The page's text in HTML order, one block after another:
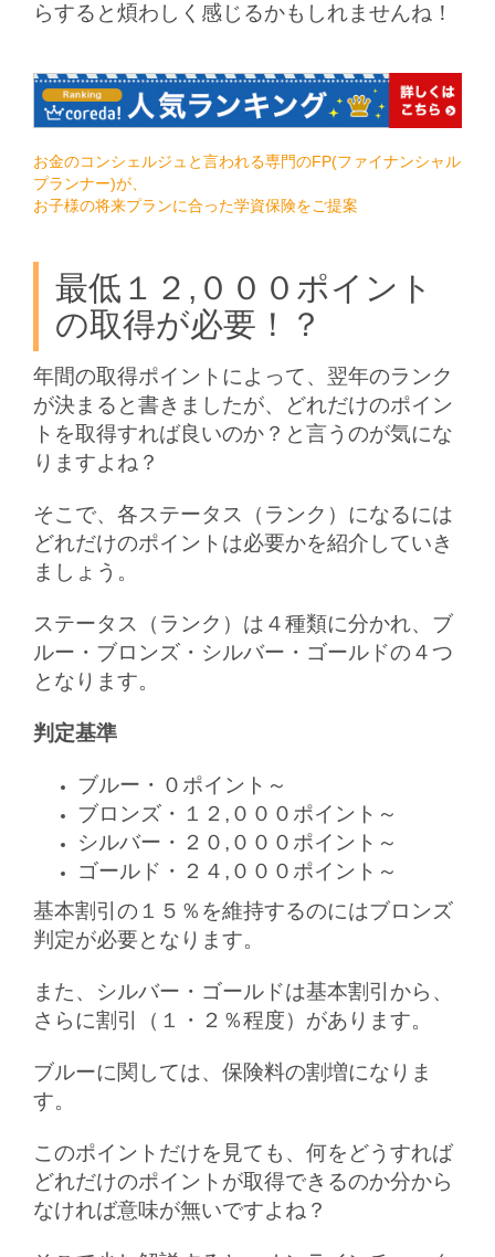
らすると煩わしく感じるかもしれませんね！
お金のコンシェルジュと言われる専門のFP(ファイナンシャル
プランナー)が、
お子様の将来プランに合った学資保険をご提案
最低１２,０００ポイント
の取得が必要！？
年間の取得ポイントによって、翌年のランク
が決まると書きましたが、どれだけのポイン
トを取得すれば良いのか？と言うのが気にな
りますよね？
そこで、各ステータス（ランク）になるには
どれだけのポイントは必要かを紹介していき
ましょう。
ステータス（ランク）は４種類に分かれ、ブ
ルー・ブロンズ・シルバー・ゴールドの４つ
となります。
判定基準
ブルー・０ポイント～
ブロンズ・１２,０００ポイント～
シルバー・２０,０００ポイント～
ゴールド・２４,０００ポイント～
基本割引の１５％を維持するのにはブロンズ
判定が必要となります。
また、シルバー・ゴールドは基本割引から、
さらに割引（１・２％程度）があります。
ブルーに関しては、保険料の割増になりま
す。
このポイントだけを見ても、何をどうすれば
どれだけのポイントが取得できるのか分から
なければ意味が無いですよね？